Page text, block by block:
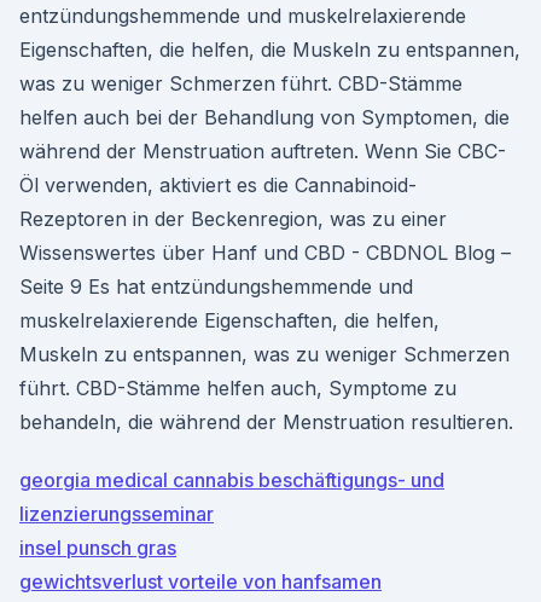
entzündungshemmende und muskelrelaxierende
Eigenschaften, die helfen, die Muskeln zu entspannen,
was zu weniger Schmerzen führt. CBD-Stämme
helfen auch bei der Behandlung von Symptomen, die
während der Menstruation auftreten. Wenn Sie CBC-
Öl verwenden, aktiviert es die Cannabinoid-
Rezeptoren in der Beckenregion, was zu einer
Wissenswertes über Hanf und CBD - CBDNOL Blog –
Seite 9 Es hat entzündungshemmende und
muskelrelaxierende Eigenschaften, die helfen,
Muskeln zu entspannen, was zu weniger Schmerzen
führt. CBD-Stämme helfen auch, Symptome zu
behandeln, die während der Menstruation resultieren.
georgia medical cannabis beschäftigungs- und
lizenzierungsseminar
insel punsch gras
gewichtsverlust vorteile von hanfsamen